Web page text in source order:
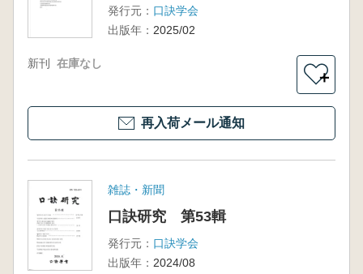
発行元： 口訣学会
出版年： 2025/02
新刊 在庫なし
＋
再入荷メール通知
雑誌・新聞
口訣研究 第53輯
発行元： 口訣学会
出版年： 2024/08